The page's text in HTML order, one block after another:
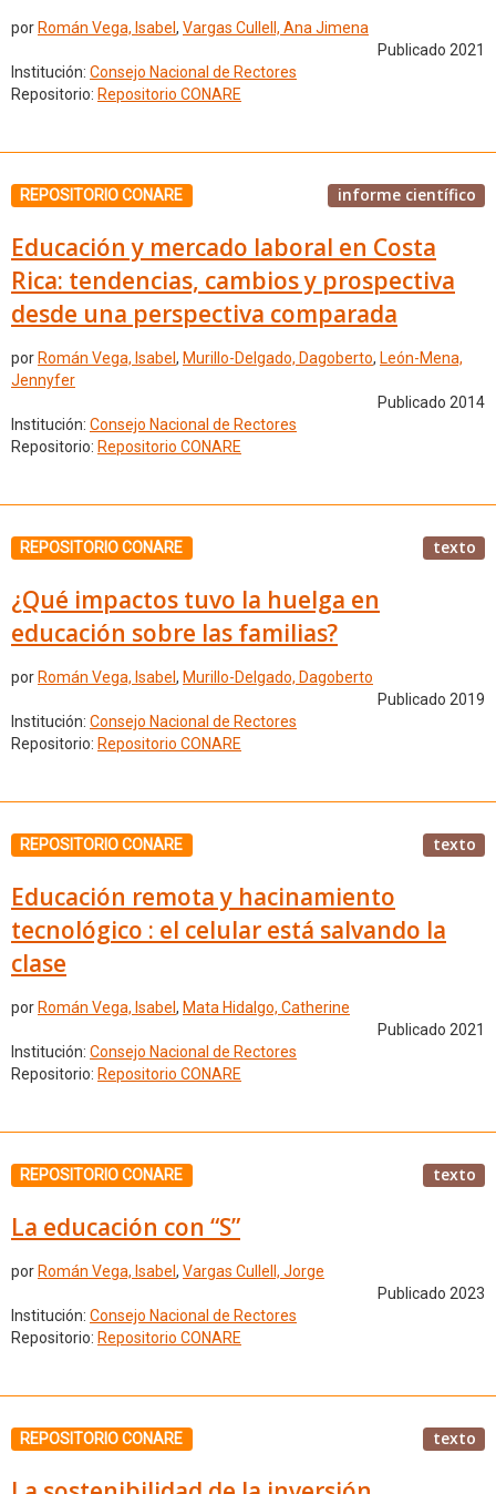
por Román Vega, Isabel , Vargas Cullell, Ana Jimena
Publicado 2021
Institución: Consejo Nacional de Rectores
Repositorio: Repositorio CONARE
REPOSITORIO CONARE informe científico
Educación y mercado laboral en Costa
Rica: tendencias, cambios y prospectiva
desde una perspectiva comparada
por Román Vega, Isabel , Murillo-Delgado, Dagoberto, León-Mena,
Jennyfer
Publicado 2014
Institución: Consejo Nacional de Rectores
Repositorio: Repositorio CONARE
REPOSITORIO CONARE texto
¿Qué impactos tuvo la huelga en
educación sobre las familias?
por Román Vega, Isabel , Murillo-Delgado, Dagoberto
Publicado 2019
Institución: Consejo Nacional de Rectores
Repositorio: Repositorio CONARE
REPOSITORIO CONARE texto
Educación remota y hacinamiento
tecnológico : el celular está salvando la
clase
por Román Vega, Isabel , Mata Hidalgo, Catherine
Publicado 2021
Institución: Consejo Nacional de Rectores
Repositorio: Repositorio CONARE
REPOSITORIO CONARE texto
La educación con “S”
por Román Vega, Isabel , Vargas Cullell, Jorge
Publicado 2023
Institución: Consejo Nacional de Rectores
Repositorio: Repositorio CONARE
REPOSITORIO CONARE texto